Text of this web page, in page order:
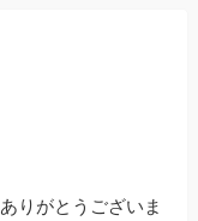
りがとうございま